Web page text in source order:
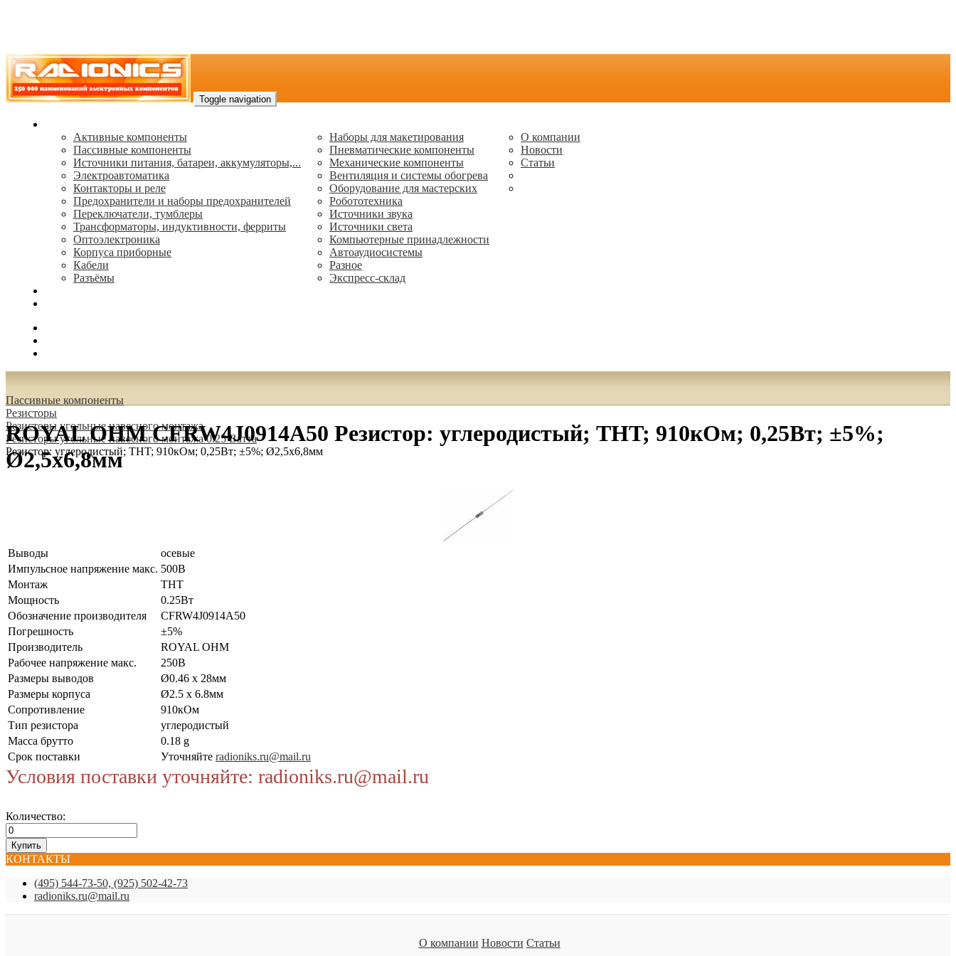
Toggle navigation
Активные компоненты
Пассивные компоненты
Источники питания, батареи, аккумуляторы,...
Электроавтоматика
Контакторы и реле
Предохранители и наборы предохранителей
Переключатели, тумблеры
Трансформаторы, индуктивности, ферриты
Oптоэлектроника
Корпуса приборные
Кабели
Разъёмы
Наборы для макетирования
Пневматические компоненты
Механические компоненты
Вентиляция и системы обогрева
Оборудование для мастерских
Робототехника
Источники звука
Источники света
Компьютерные принадлежности
Автоаудиосистемы
Разное
Экспресс-склад
О компании
Новости
Статьи
Пассивные компоненты
Резисторы
Резисторы угольные навесного монтажа
Резисторы угольные навесного монтажа 0.25 Ватта
Резистор: углеродистый; THT; 910кОм; 0,25Вт; ±5%; Ø2,5x6,8мм
ROYAL OHM CFRW4J0914A50 Резистор: углеродистый; THT; 910кОм; 0,25Вт; ±5%;
Ø2,5x6,8мм
Выводы
осевые
Импульсное напряжение макс. 500В
Монтаж
THT
Мощность
0.25Вт
Обозначение производителя
CFRW4J0914A50
Погрешность
±5%
Производитель
ROYAL OHM
Рабочее напряжение макс.
250В
Размеры выводов
Ø0.46 x 28мм
Размеры корпуса
Ø2.5 x 6.8мм
Сопротивление
910кОм
Тип резистора
углеродистый
Масса брутто
0.18 g
Срок поставки
Уточняйте radioniks.ru@mail.ru
Условия поставки уточняйте: radioniks.ru@mail.ru
Количество:
КОНТАКТЫ
(495) 544-73-50, (925) 502-42-73
radioniks.ru@mail.ru
О компании Новости Статьи